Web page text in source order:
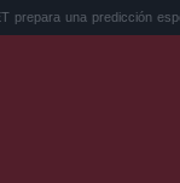
especial para el e...